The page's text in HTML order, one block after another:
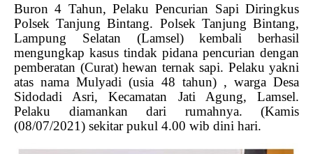
Buron 4 Tahun, Pelaku Pencurian Sapi Diringkus
Polsek Tanjung Bintang. Polsek Tanjung Bintang,
Lampung Selatan (Lamsel) kembali berhasil
mengungkap kasus tindak pidana pencurian dengan
pemberatan (Curat) hewan ternak sapi. Pelaku yakni
atas nama Mulyadi (usia 48 tahun) , warga Desa
Sidodadi Asri, Kecamatan Jati Agung, Lamsel.
Pelaku diamankan dari rumahnya. (Kamis
(08/07/2021) sekitar pukul 4.00 wib dini hari.